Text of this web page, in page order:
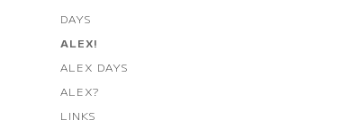
DAYS
ALEX!
ALEX DAYS
ALEX?
LINKS